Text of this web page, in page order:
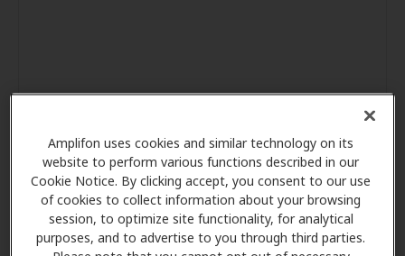
Amplifon uses cookies and similar technology on its
website to perform various functions described in our
Cookie Notice. By clicking accept, you consent to our use
of cookies to collect information about your browsing
session, to optimize site functionality, for analytical
purposes, and to advertise to you through third parties.